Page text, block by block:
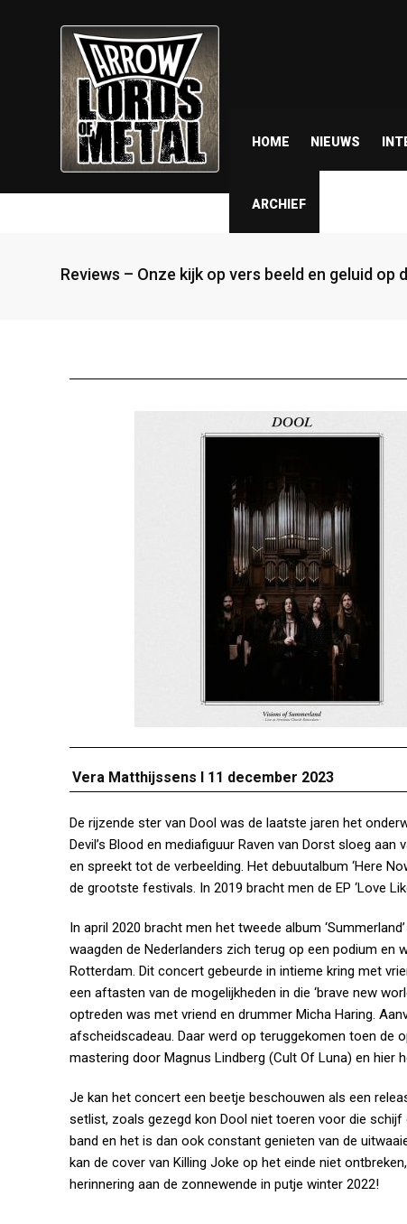
HOME NIEUWS
ARCHIEF
Reviews – Onze kijk op vers beeld en geluid
Vera Matthijssens I 11 december 2023
De rijzende ster van Dool was de laatste jaren het
Devil’s Blood en mediafiguur Raven van Dorst sloeg
en spreekt tot de verbeelding. Het debuutalbum ‘Here
de grootste festivals. In 2019 bracht men de EP ‘Love
In april 2020 bracht men het tweede album
waagden de Nederlanders zich terug op een podium en
Rotterdam. Dit concert gebeurde in intieme kring met
een aftasten van de mogelijkheden in die ‘brave new
optreden was met vriend en drummer Micha Haring.
afscheidscadeau. Daar werd op teruggekomen toen de
mastering door Magnus Lindberg (Cult Of Luna) en hier
Je kan het concert een beetje beschouwen als een
setlist, zoals gezegd kon Dool niet toeren voor die
band en het is dan ook constant genieten van de
kan de cover van Killing Joke op het einde niet
herinnering aan de zonnewende in putje winter 2022!